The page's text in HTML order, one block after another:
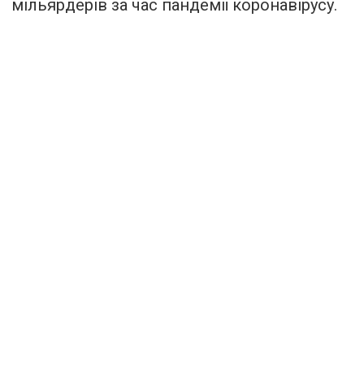
мільярдерів за час пандемії коронавірусу.